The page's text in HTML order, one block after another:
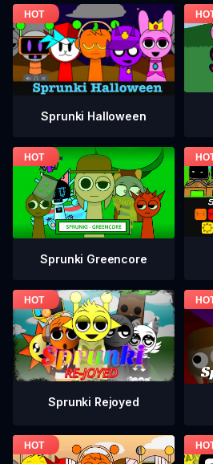
Sprunki Halloween
Sprunki Greencore
Sprunki Rejoyed